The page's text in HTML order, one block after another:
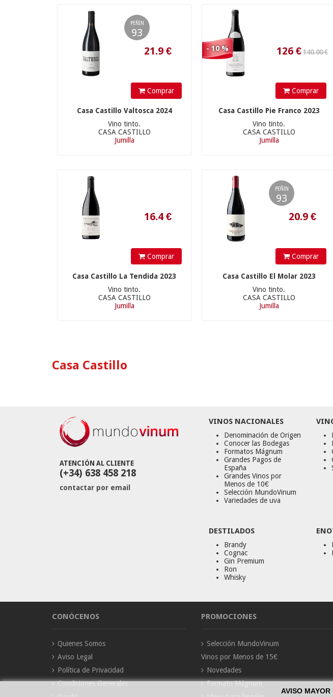
PEÑIN
93
Comprar
Casa Castillo Valtosca 2024
Vino tinto.
CASA CASTILLO
Jumilla
- 10 %
Comprar
Casa Castillo Pie Franco 2023
Vino tinto.
CASA CASTILLO
Jumilla
Comprar
Casa Castillo La Tendida 2023
Vino tinto.
CASA CASTILLO
Jumilla
PEÑIN
93
Comprar
Casa Castillo El Molar 2023
Vino tinto.
CASA CASTILLO
Jumilla
Casa Castillo
ATENCIÓN AL CLIENTE
(+34) 638 458 218
contactar por email
VINOS NACIONALES
Denominación de Origen
Conocer las Bodegas
Formatos Mágnum
Grandes Pagos de
España
Grandes Vinos por
Menos de 10€
Selección MundoVinum
Variedades de uva
DESTILADOS
Brandy
Cognac
Gin Premium
Ron
Whisky
CONÓCENOS
Quienes Somos
Aviso Legal
Política de Privacidad
Condiciones Generales
PROMOCIONES
Selección MundoVinum
Vinos por Menos de 15€
Novedades
Formato Mágnum
AVISO